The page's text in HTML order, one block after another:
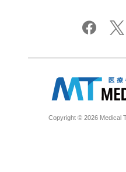
Copyright © 2026 Medical